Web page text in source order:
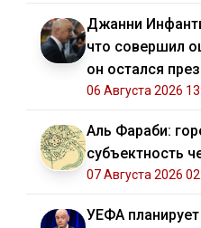
Джанни
что совершил
он остался
06 Августа 2026
Аль Фараби:
субъектность
07 Августа 2026
УЕФА